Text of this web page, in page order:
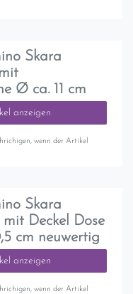
Skara
Ø ca. 11 cm
anzeigen
wenn der Artikel
Skara
Deckel Dose
cm neuwertig
anzeigen
wenn der Artikel